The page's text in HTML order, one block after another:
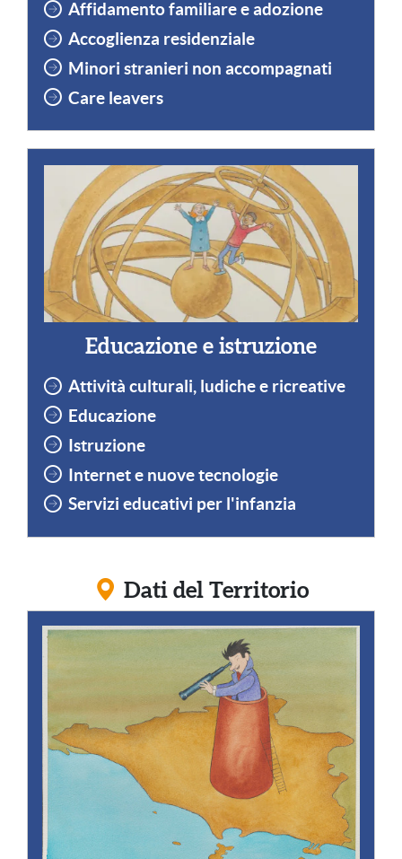
Affidamento familiareeadozione
Accoglienza residenziale
Minori stranieri non accompagnati
Care leavers
Educazione e istruzione
Attività culturali, ludiche e ricreative
Educazione
Istruzione
Internet e nuove tecnologie
Servizi educativi per l'infanzia
Dati del Territorio